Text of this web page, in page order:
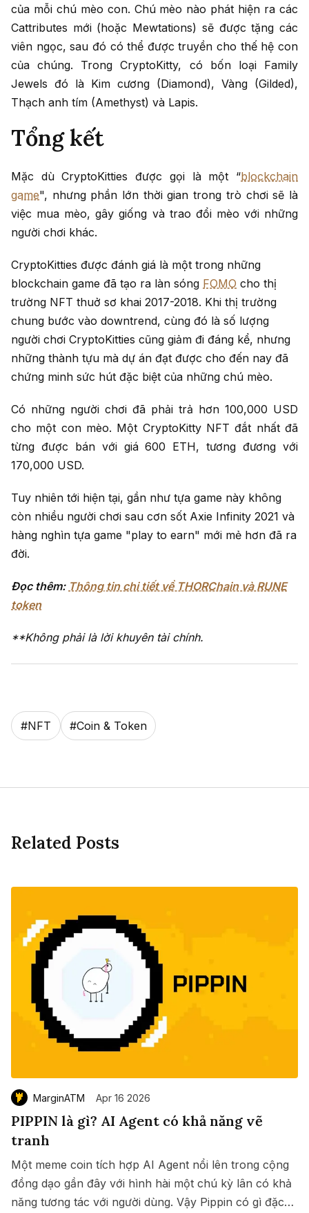
của mỗi chú mèo con. Chú mèo nào phát hiện ra các
Cattributes mới (hoặc Mewtations) sẽ được tặng các
viên ngọc, sau đó có thể được truyền cho thế hệ con
của chúng. Trong CryptoKitty, có bốn loại Family
Jewels đó là Kim cương (Diamond), Vàng (Gilded),
Thạch anh tím (Amethyst) và Lapis.
Tổng kết
Mặc dù CryptoKitties được gọi là một “blockchain
game", nhưng phần lớn thời gian trong trò chơi sẽ là
việc mua mèo, gây giống và trao đổi mèo với những
người chơi khác.
CryptoKitties được đánh giá là một trong những
blockchain game đã tạo ra làn sóng FOMO cho thị
trường NFT thuở sơ khai 2017-2018. Khi thị trường
chung bước vào downtrend, cùng đó là số lượng
người chơi CryptoKitties cũng giảm đi đáng kể, nhưng
những thành tựu mà dự án đạt được cho đến nay đã
chứng minh sức hút đặc biệt của những chú mèo.
Có những người chơi đã phải trả hơn 100,000 USD
cho một con mèo. Một CryptoKitty NFT đắt nhất đã
từng được bán với giá 600 ETH, tương đương với
170,000 USD.
Tuy nhiên tới hiện tại, gần như tựa game này không
còn nhiều người chơi sau cơn sốt Axie Infinity 2021 và
hàng nghìn tựa game "play to earn" mới mẻ hơn đã ra
đời.
Đọc thêm: Thông tin chi tiết về THORChain và RUNE
token
**Không phải là lời khuyên tài chính.
#NFT #Coin & Token
Related Posts
MarginATM Apr 16 2026
PIPPIN là gì? AI Agent có khả năng vẽ
tranh
Một meme coin tích hợp AI Agent nổi lên trong cộng
đồng dạo gần đây với hình hài một chú kỳ lân có khả
năng tương tác với người dùng. Vậy Pippin có gì đặc
SaveCopy link